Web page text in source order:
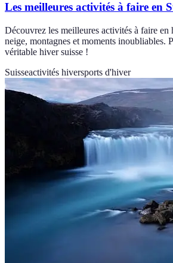
Les meilleures activités à faire en
Découvrez les meilleures activités à faire en
neige, montagnes et moments inoubliables.
véritable hiver suisse !
Suisseactivités hiversports d'hiver